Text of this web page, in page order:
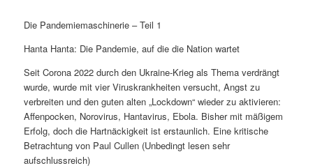
Die Pandemiemaschinerie – Teil 1
Hanta Hanta: Die Pandemie, auf die die Nation wartet
Seit Corona 2022 durch den Ukraine-Krieg als Thema verdrängt
wurde, wurde mit vier Viruskrankheiten versucht, Angst zu
verbreiten und den guten alten „Lockdown“ wieder zu aktivieren:
Affenpocken, Norovirus, Hantavirus, Ebola. Bisher mit mäßigem
Erfolg, doch die Hartnäckigkeit ist erstaunlich. Eine kritische
Betrachtung von Paul Cullen (Unbedingt lesen sehr
aufschlussreich)